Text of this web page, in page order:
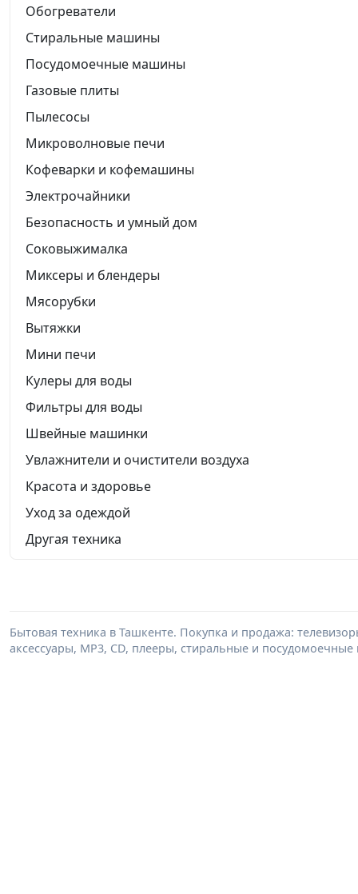
Обогреватели
Стиральные машины
Посудомоечные машины
Газовые плиты
Пылесосы
Микроволновые печи
Кофеварки и кофемашины
Электрочайники
Безопасность и умный дом
Соковыжималка
Миксеры и блендеры
Мясорубки
Вытяжки
Мини печи
Кулеры для воды
Фильтры для воды
Швейные машинки
Увлажнители и очистители воздуха
Красота и здоровье
Уход за одеждой
Другая техника
Бытовая техника в Ташкенте. Покупка и продажа:
аксессуары, MP3, CD, плееры, стиральные и